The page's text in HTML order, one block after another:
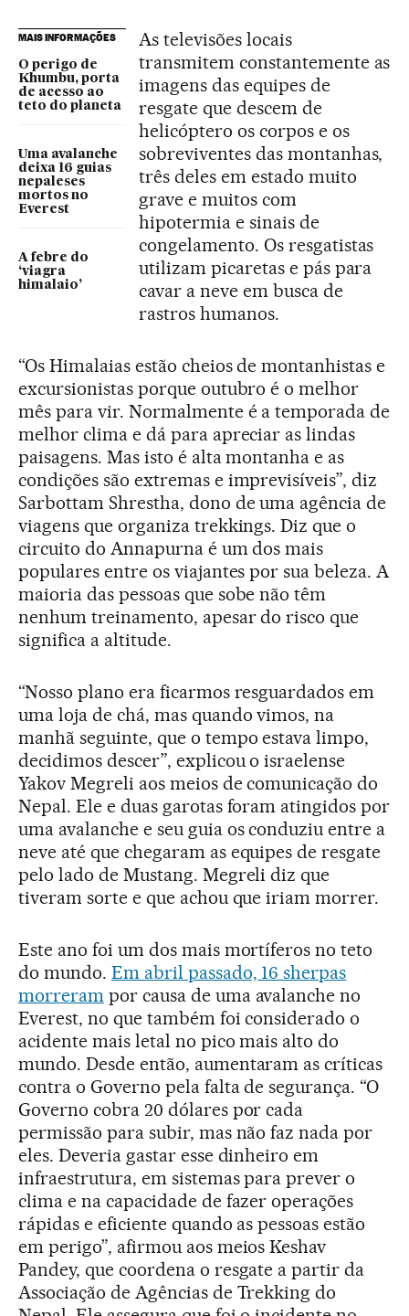
MAIS INFORMAÇÕES
O perigo de
Khumbu, porta
de acesso ao
teto do planeta
Uma avalanche
deixa 16 guias
nepaleses
mortos no
Everest
A febre do
‘viagra
himalaio’
As televisões locais
transmitem constantemente as
imagens das equipes de
resgate que descem de
helicóptero os corpos e os
sobreviventes das montanhas,
três deles em estado muito
grave e muitos com
hipotermia e sinais de
congelamento. Os resgatistas
utilizam picaretas e pás para
cavar a neve em busca de
rastros humanos.
“Os Himalaias estão cheios de montanhistas e
excursionistas porque outubro é o melhor
mês para vir. Normalmente é a temporada de
melhor clima e dá para apreciar as lindas
paisagens. Mas isto é alta montanha e as
condições são extremas e imprevisíveis”, diz
Sarbottam Shrestha, dono de uma agência de
viagens que organiza trekkings. Diz que o
circuito do Annapurna é um dos mais
populares entre os viajantes por sua beleza. A
maioria das pessoas que sobe não têm
nenhum treinamento, apesar do risco que
significa a altitude.
“Nosso plano era ficarmos resguardados em
uma loja de chá, mas quando vimos, na
manhã seguinte, que o tempo estava limpo,
decidimos descer”, explicou o israelense
Yakov Megreli aos meios de comunicação do
Nepal. Ele e duas garotas foram atingidos por
uma avalanche e seu guia os conduziu entre a
neve até que chegaram as equipes de resgate
pelo lado de Mustang. Megreli diz que
tiveram sorte e que achou que iriam morrer.
Este ano foi um dos mais mortíferos no teto
do mundo. Em abril passado, 16 sherpas
morrerampor causa de uma avalanche no
Everest, no que também foi considerado o
acidente mais letal no pico mais alto do
mundo. Desde então, aumentaram as críticas
contra o Governo pela falta de segurança. “O
Governo cobra 20 dólares por cada
permissão para subir, mas não faz nada por
eles. Deveria gastar esse dinheiro em
infraestrutura, em sistemas para prever o
clima e na capacidade de fazer operações
rápidas e eficiente quando as pessoas estão
em perigo”, afirmou aos meios Keshav
Pandey, que coordena o resgate a partir da
Associação de Agências de Trekking do